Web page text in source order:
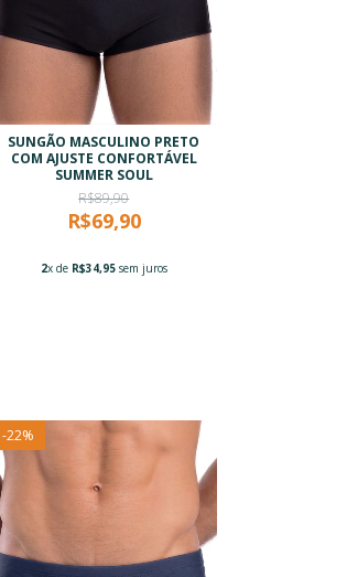
SUNGÃO MASCULINO PRETO
COM AJUSTE CONFORTÁVEL
SUMMER SOUL
R$89,90
R$69,90
2x de R$34,95sem juros
-22%